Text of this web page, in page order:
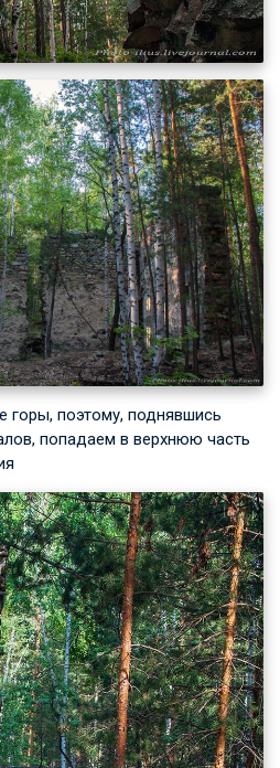
горы, поэтому, поднявшись
попадаем в верхнюю часть